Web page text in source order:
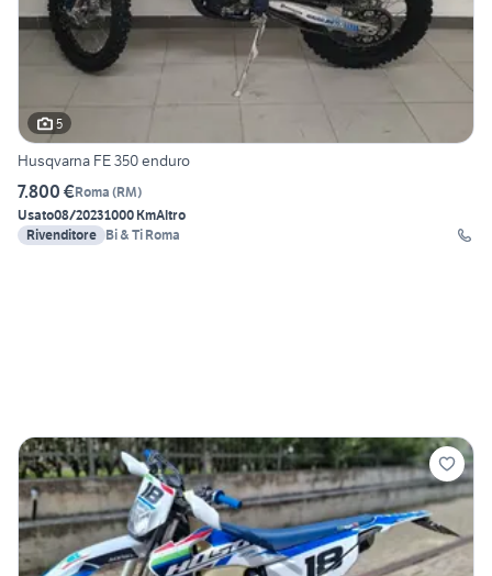
5
Husqvarna FE 350 enduro
7.800 €Roma (RM)
Usato08/20231000 KmAltro
Rivenditore
Bi & Ti Roma